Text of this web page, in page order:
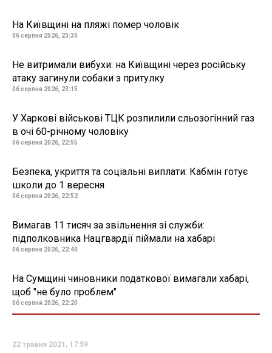
На Київщині на пляжі помер чоловік
06 серпня 2026, 23:30
Не витримали вибухи: на Київщині через російську
атаку загинули собаки з притулку
06 серпня 2026, 23:15
У Харкові військові ТЦК розпилили сльозогінний газ
в очі 60-річному чоловіку
06 серпня 2026, 22:55
Безпека, укриття та соціальні виплати: Кабмін готує
школи до 1 вересня
06 серпня 2026, 22:52
Вимагав 11 тисяч за звільнення зі служби:
підполковника Нацгвардії піймали на хабарі
06 серпня 2026, 22:40
На Сумщині чиновники податкової вимагали хабарі,
щоб "не було проблем"
06 серпня 2026, 22:20
22 травня 2021, 17:59